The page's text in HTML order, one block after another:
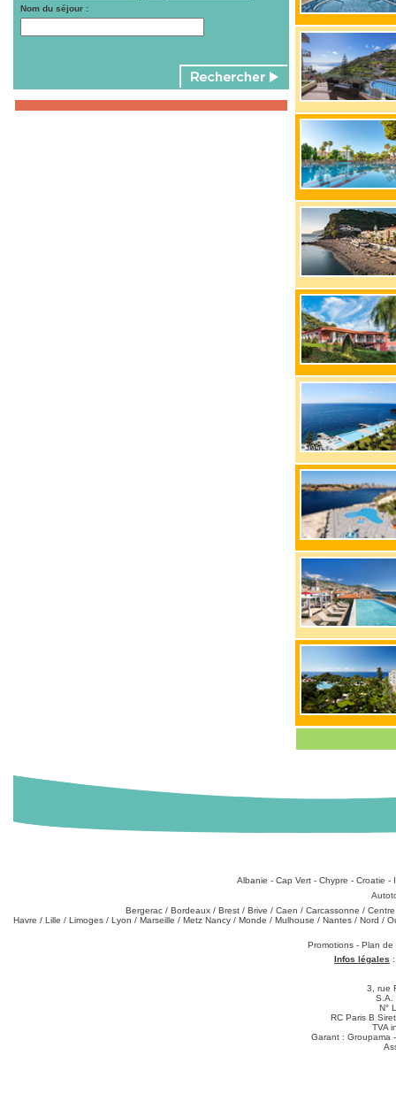
Nom du séjour :
Albanie - Cap Vert- Chypre - Croatie -
Bergerac / Bordeaux / Brest / Brive / Caen / Carcassonne / Centre
Havre / Lille / Limoges / Lyon / Marseille / Metz Nancy / Monde / Mulhouse / Nantes / Nord /
Promotions - Plan
Infos légales
3, rue
S.A.
N°
RC Paris B
TVA
Garant : Groupama